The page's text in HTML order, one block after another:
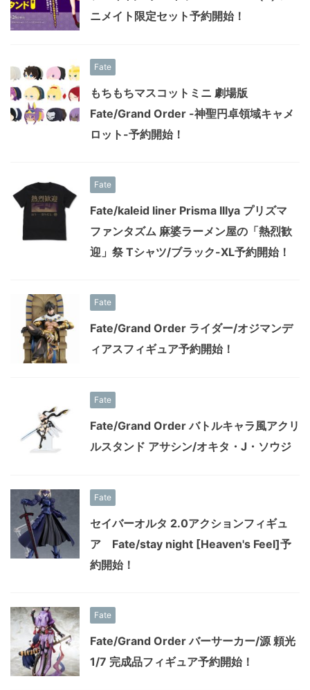
ニメイト限定セット予約開始！
Fate
もちもちマスコットミニ 劇場版
Fate/Grand Order -神聖円卓領域キャメ
ロット-予約開始！
Fate
Fate/kaleid liner Prisma Illya プリズマ
ファンタズム 麻婆ラーメン屋の「熱烈歓
迎」祭 Tシャツ/ブラック-XL予約開始！
Fate
Fate/Grand Order ライダー/オジマンデ
ィアスフィギュア予約開始！
Fate
Fate/Grand Order バトルキャラ風アクリ
ルスタンド アサシン/オキタ・J・ソウジ
Fate
セイバーオルタ 2.0アクションフィギュ
ア Fate/stay night [Heaven's Feel]予
約開始！
Fate
Fate/Grand Order バーサーカー/源 頼光
1/7 完成品フィギュア予約開始！